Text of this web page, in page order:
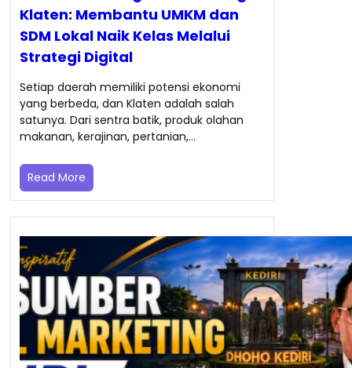
Klaten: Membantu UMKM dan
SDM Lokal Naik Kelas Melalui
Strategi Digital
Setiap daerah memiliki potensi ekonomi
yang berbeda, dan Klaten adalah salah
satunya. Dari sentra batik, produk olahan
makanan, kerajinan, pertanian,…
Read More